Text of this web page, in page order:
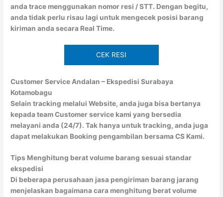
anda trace menggunakan nomor resi / STT. Dengan begitu,
anda tidak perlu risau lagi untuk mengecek posisi barang
kiriman anda secara Real Time.
CEK RESI
Customer Service Andalan – Ekspedisi Surabaya
Kotamobagu
Selain tracking melalui Website, anda juga bisa bertanya
kepada team Customer service kami yang bersedia
melayani anda (24/7). Tak hanya untuk tracking, anda juga
dapat melakukan Booking pengambilan bersama CS Kami.
Tips Menghitung berat volume barang sesuai standar
ekspedisi
Di beberapa perusahaan jasa pengiriman barang jarang
menjelaskan bagaimana cara menghitung berat volume